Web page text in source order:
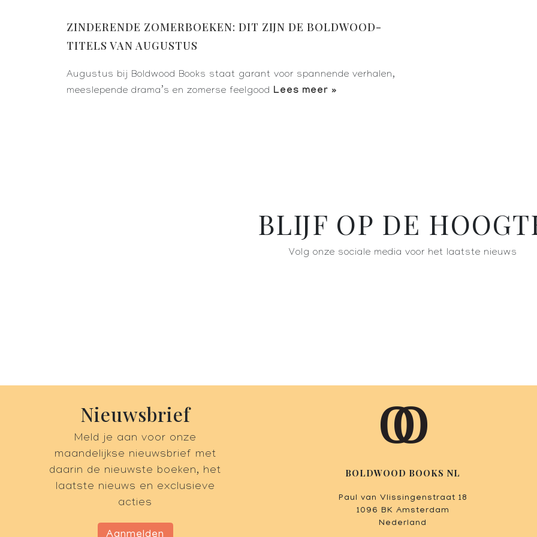
ZINDERENDE ZOMERBOEKEN: DIT ZIJN DE BOLDWOOD-
TITELS VAN AUGUSTUS
Augustus bij Boldwood Books staat garant voor spannende verhalen,
meeslepende drama’s en zomerse feelgood Lees meer »
BLIJF OP DE
Volg onze sociale media voor het laatste nieuws
Nieuwsbrief
Meld je aan voor onze
maandelijkse nieuwsbrief met
daarin de nieuwste boeken, het
laatste nieuws en exclusieve
acties
BOLDWOOD BOOKS NL
Paul van Vlissingenstraat 18
1096 BK Amsterdam
Nederland